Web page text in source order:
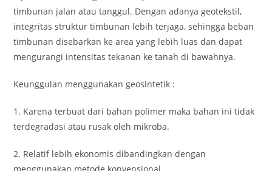
timbunan jalan atau tanggul. Dengan adanya geotekstil,
integritas struktur timbunan lebih terjaga, sehingga beban
timbunan disebarkan ke area yang lebih luas dan dapat
mengurangi intensitas tekanan ke tanah di bawahnya.
Keunggulan menggunakan geosintetik :
1. Karena terbuat dari bahan polimer maka bahan ini tidak
terdegradasi atau rusak oleh mikroba.
2. Relatif lebih ekonomis dibandingkan dengan